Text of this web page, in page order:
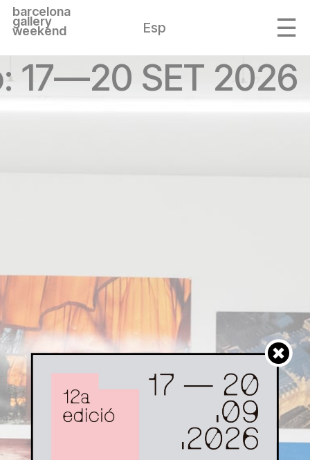
barcelona
gallery
weekend Esp
17—20 SET 2026